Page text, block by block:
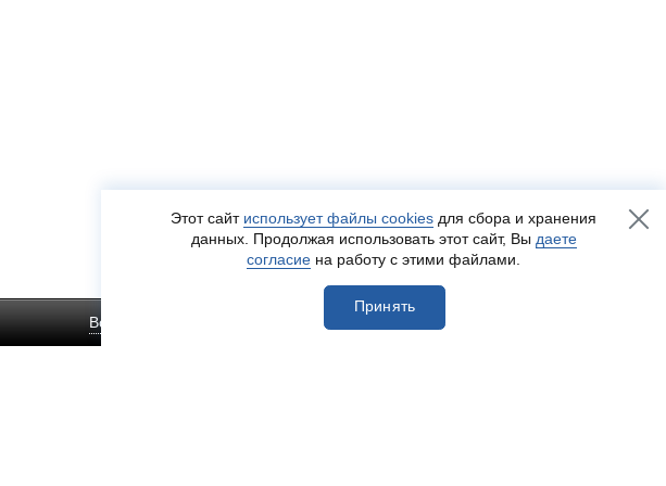
Войти
Этот сайт использует файлы cookies для сбора и хранения
данных. Продолжая использовать этот сайт, Вы даете
согласие на работу с этими файлами.
Принять